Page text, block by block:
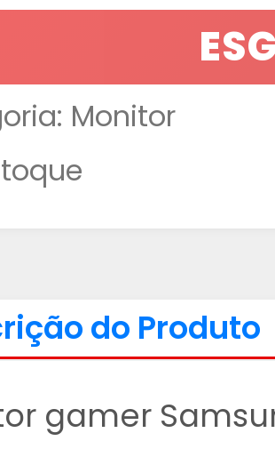
Monitor
do Produto
gamer